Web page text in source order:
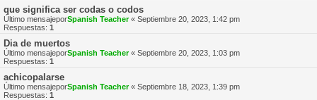
que significa ser codas o codos
Último mensajeporSpanish Teacher« Septiembre 20, 2023, 1:42 pm
Respuestas: 1
Dia de muertos
Último mensajeporSpanish Teacher« Septiembre 20, 2023, 1:03 pm
Respuestas: 1
achicopalarse
Último mensajeporSpanish Teacher« Septiembre 18, 2023, 1:39 pm
Respuestas: 1